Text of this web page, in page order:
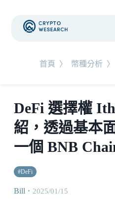
首頁 〉 幣種分析 〉
DeFi 選擇權
紹，透過基本
一個 BNB
#DeFi
Bill ・ 2025/01/15